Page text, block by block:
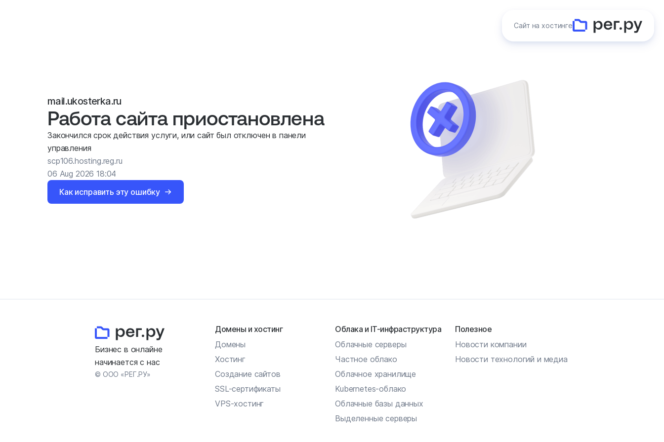
Сайт на хостинге
mail.ukosterka.ru
Работа сайта приостановлена
Закончился срок действия услуги, или сайт был отключен в панели
управления
scp106.hosting.reg.ru
06 Aug 2026 18:04
Как исправить эту ошибку
Бизнес в онлайне
начинается с нас
© ООО «РЕГ.РУ»
Домены и хостинг
Домены
Хостинг
Создание сайтов
SSL-сертификаты
VPS-хостинг
Облака и IT-инфраструктура
Облачные серверы
Частное облако
Облачное хранилище
Kubernetes-облако
Облачные базы данных
Выделенные серверы
Полезное
Новости компании
Новости технологий и медиа